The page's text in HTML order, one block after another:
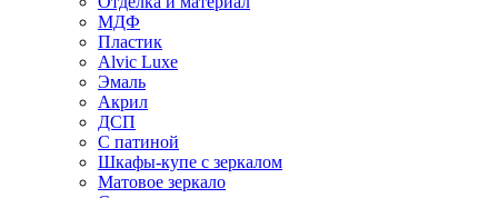
МДФ
Пластик
Alvic Luxe
Эмаль
Акрил
ДСП
С патиной
Шкафы-купе с зеркалом
Матовое зеркало